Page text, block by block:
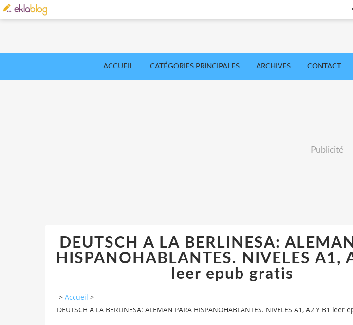
ACCUEIL CATÉGORIES PRINCIPALES ARCHIVES CONTACT
Publicité
DEUTSCH A LA BERLINESA:
HISPANOHABLANTES. NIVELES A1,
leer epub gratis
> Accueil >
DEUTSCH A LA BERLINESA: ALEMAN PARA HISPANOHABLANTES. NIVELES A1, A2 Y B1 leer